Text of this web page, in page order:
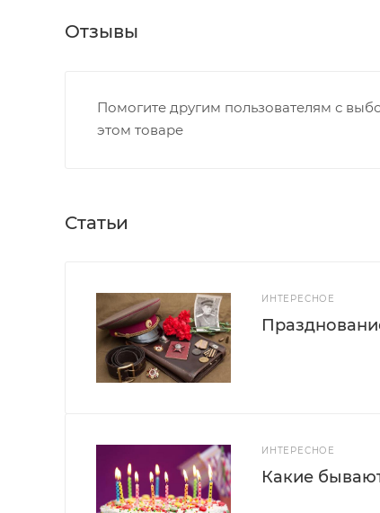
Отзывы
Помогите другим пользователям с
этом товаре
Статьи
ИНТЕРЕСНОЕ
ИНТЕРЕСНОЕ
Какие